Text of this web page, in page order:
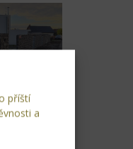
příští
a